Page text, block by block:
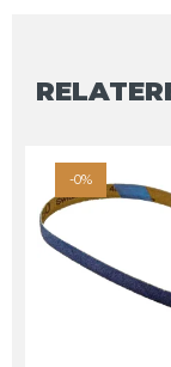
-0%